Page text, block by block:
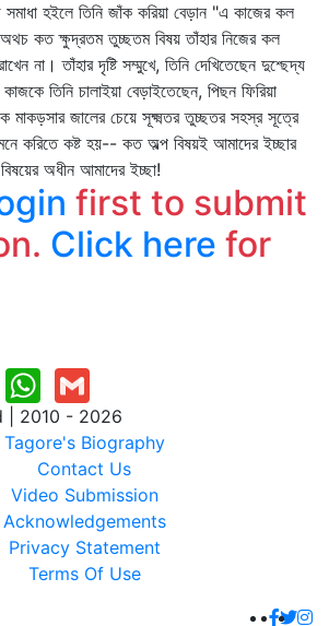
হইলে তিনি জাঁক করিয়া বেড়ান "এ কাজের কল
অথচ কত ক্ষুদ্রতম তুচ্ছতম বিষয় তাঁহার নিজের কল
না। তাঁহার দৃষ্টি সম্মুখে, তিনি দেখিতেছেন দুশ্ছেদ্য
তিনি চালাইয়া বেড়াইতেছেন, পিছন ফিরিয়া
মাকড়সার জালের চেয়ে সূক্ষ্মতর তুচ্ছতর সহস্র সূত্রে
মনে করিতে কষ্ট হয়-- কত অল্প বিষয়ই আমাদের ইচ্ছার
অধীন আমাদের ইচ্ছা!
first to submit
Click here for
| 2010 - 2026
Tagore's Biography
Contact Us
Video Submission
Acknowledgements
Privacy Statement
Terms Of Use